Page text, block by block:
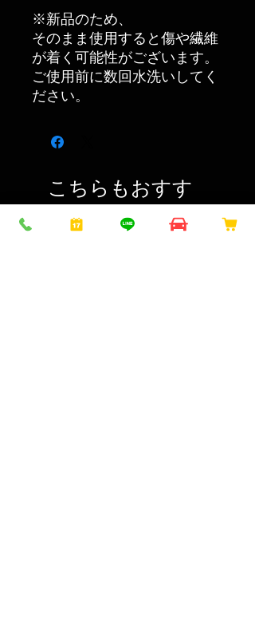
※新品のため、
そのまま使用すると傷や繊維
が着く可能性がございます。
ご使用前に数回水洗いしてく
ださい。
こちらもおすす